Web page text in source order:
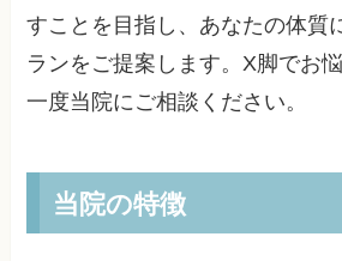
すことを目指し、あなたの体質
ランをご提案します。X脚でお
一度当院にご相談ください。
当院の特徴